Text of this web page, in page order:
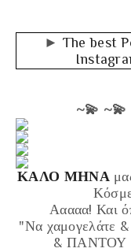
► The best
~💫 ~💫
ΚΑΛΟ ΜΗΝΑ
Ααααα! Και
"Να χαμογελάτε
& ΠΑΝΤΟΥ